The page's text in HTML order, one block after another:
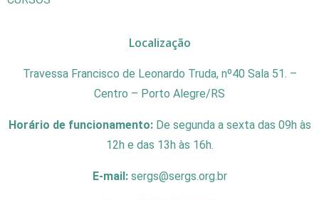
Localização
Travessa Francisco de Leonardo Truda, nº40 Sala 51. –
Centro – Porto Alegre/RS
Horário de funcionamento: De segunda a sexta das 09h às
12h e das 13h às 16h.
E-mail: sergs@sergs.org.br